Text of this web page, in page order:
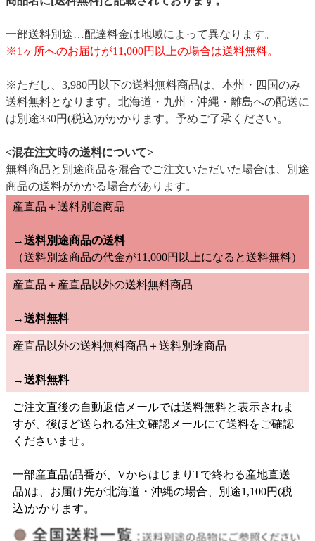
一部送料別途…配達料金は地域によって異なります。
※1ヶ所へのお届けが11,000円以上の場合は送料無料。
※ただし、3,980円以下の送料無料商品は、本州・四国のみ
送料無料となります。北海道・九州・沖縄・離島への配送に
は別途330円(税込)がかかります。予めご了承ください。
<混在注文時の送料について>
無料商品と別途商品を混合でご注文いただいた場合は、別途
商品の送料がかかる場合があります。
産直品＋送料別途商品
→送料別途商品の送料
（送料別途商品の代金が11,000円以上になると送料無料）
産直品＋産直品以外の送料無料商品
→送料無料
産直品以外の送料無料商品＋送料別途商品
→送料無料
ご注文直後の自動返信メールでは送料無料と表示されま
すが、後ほど送られる注文確認メールにて送料をご確認
くださいませ。
一部産直品(品番が、VからはじまりTで終わる産地直送
品)は、お届け先が北海道・沖縄の場合、別途1,100円(税
込)かかります。